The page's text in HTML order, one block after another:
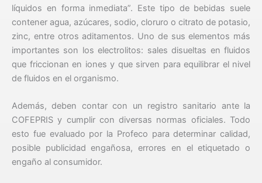
líquidos en forma inmediata”. Este tipo de bebidas suele
contener agua, azúcares, sodio, cloruro o citrato de potasio,
zinc, entre otros aditamentos. Uno de sus elementos más
importantes son los electrolitos: sales disueltas en fluidos
que friccionan en iones y que sirven para equilibrar el nivel
de fluidos en el organismo.
Además, deben contar con un registro sanitario ante la
COFEPRIS y cumplir con diversas normas oficiales. Todo
esto fue evaluado por la Profeco para determinar calidad,
posible publicidad engañosa, errores en el etiquetado o
engaño al consumidor.